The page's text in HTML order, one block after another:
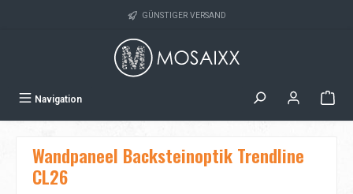
GÜNSTIGER VERSAND
Navigation
Wandpaneel Backsteinoptik Trendline
CL26